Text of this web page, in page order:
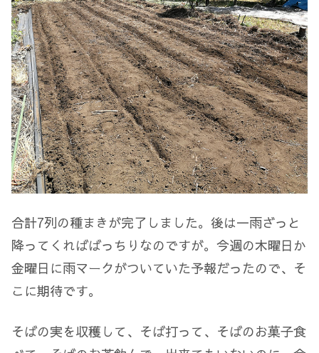
合計7列の種まきが完了しました。後は一雨ざっと
降ってくればばっちりなのですが。今週の木曜日か
金曜日に雨マークがついていた予報だったので、そ
こに期待です。
そばの実を収穫して、そば打って、そばのお菓子食